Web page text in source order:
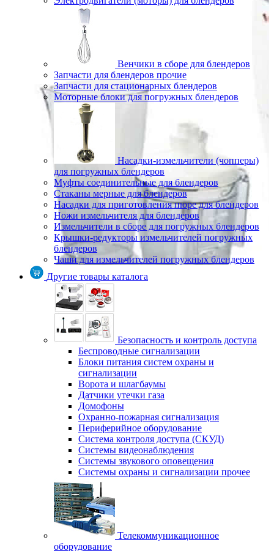
Венчики в сборе для блендеров
Запчасти для блендеров прочие
Запчасти для стационарных блендеров
Моторные блоки для погружных блендеров
Насадки-измельчители (чопперы)
для погружных блендеров
Муфты соединительные для блендеров
Стаканы мерные для блендеров
Насадки для приготовления пюре для блендеров
Ножи измельчителя для блендеров
Измельчители в сборе для погружных блендеров
Крышки-редукторы измельчителей погружных
блендеров
Чаши для измельчителей погружных блендеров
Другие товары каталога
Безопасность и контроль доступа
Беспроводные сигнализации
Блоки питания систем охраны и
сигнализации
Ворота и шлагбаумы
Датчики утечки газа
Домофоны
Охранно-пожарная сигнализация
Периферийное оборудование
Система контроля доступа (СКУД)
Системы видеонаблюдения
Системы звукового оповещения
Системы охраны и сигнализации прочее
Телекоммуникационное
оборудование